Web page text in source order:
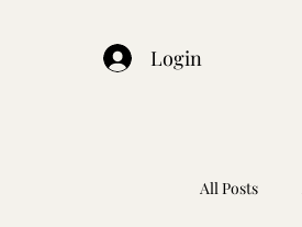
Login
All Posts